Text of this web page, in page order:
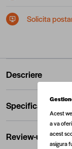
Solicita
Descriere
Specificatii
Review-uri
Acest
a va
acest
asigura